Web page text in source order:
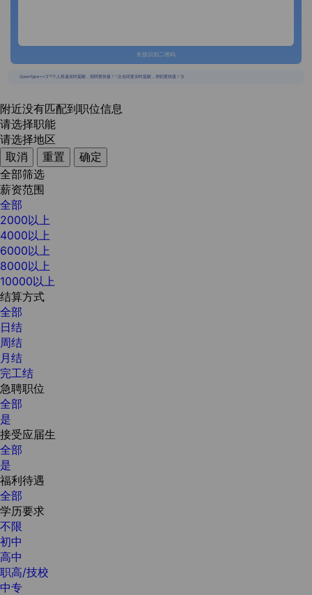
长按识别二维码
{{usertype=='2'?'个人投递实时提醒，招聘更快捷！':'企业回复实时提醒，求职更快捷！'}}
附近没有匹配到职位信息
请选择职能
请选择地区
取消
重置
确定
全部筛选
薪资范围
全部
2000以上
4000以上
6000以上
8000以上
10000以上
结算方式
全部
日结
周结
月结
完工结
急聘职位
全部
是
接受应届生
全部
是
福利待遇
全部
学历要求
不限
初中
高中
职高/技校
中专